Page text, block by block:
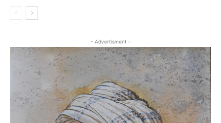
- Advertisment -